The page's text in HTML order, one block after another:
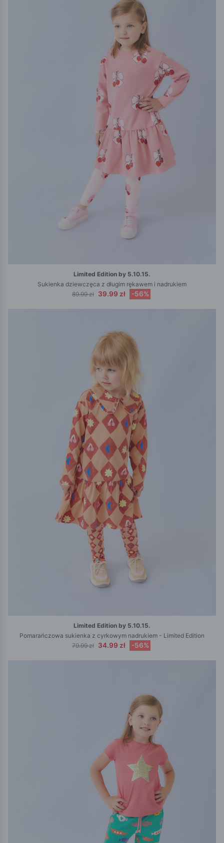
Limited Edition by 5.10.15.
Sukienka dziewczęca z długim rękawem i nadrukiem
89.99 zł
39.99 zł -56%
Limited Edition by 5.10.15.
Pomarańczowa sukienka z cyrkowym nadrukiem - Limited Edition
79.99 zł
34.99 zł -56%